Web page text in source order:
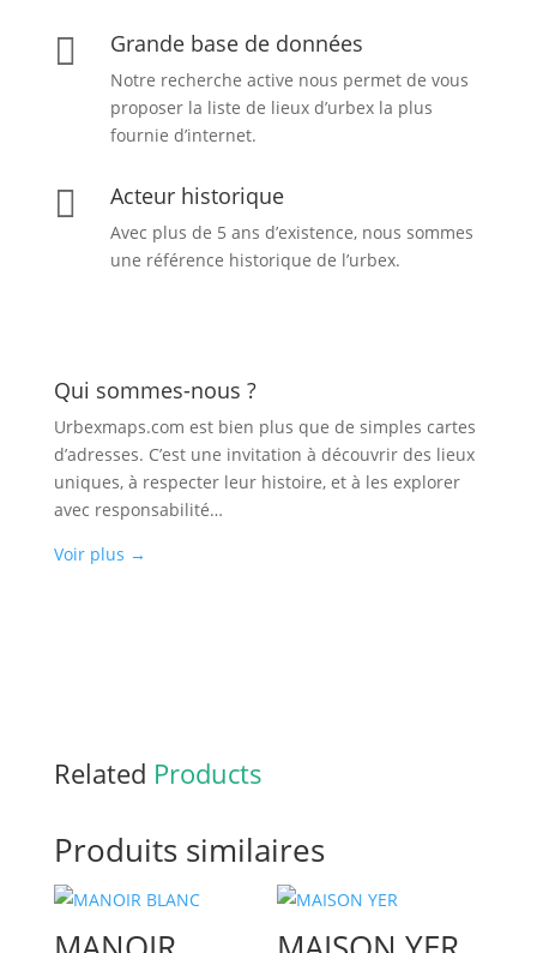
 Grande base de données
Notre recherche active nous permet de vous
proposer la liste de lieux d’urbexla plus
fournie d’internet.
 Acteur historique
Avec plus de 5 ans d’existence, nous sommes
une référence historique de l’urbex.
Qui sommes-nous ?
Urbexmaps.com est bien plus que de simples cartes
d’adresses. C’est une invitation à découvrir des lieux
uniques, à respecter leur histoire, et à les explorer
avec responsabilité…
Voir plus →
Related Products
Produits similaires